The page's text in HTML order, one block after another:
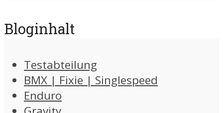
Bloginhalt
Testabteilung
BMX | Fixie | Singlespeed
Enduro